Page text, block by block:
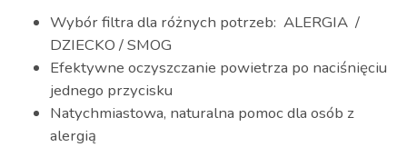
Wybór filtra dla różnych potrzeb: ALERGIA /
DZIECKO / SMOG
Efektywne oczyszczanie powietrza po naciśnięciu
jednego przycisku
Natychmiastowa, naturalna pomoc dla osób z
alergią